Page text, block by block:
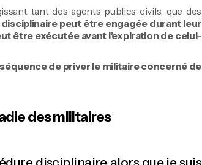
tant des agents publics civils, que des
peut être engagée durant leur
être exécutée avant l’expiration de celui-
de priver le militaire concerné de
des militaires